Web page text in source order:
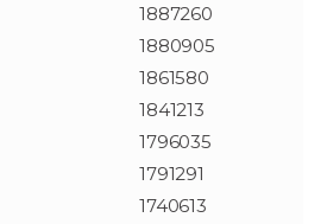
1887260
1880905
1861580
1841213
1796035
1791291
1740613